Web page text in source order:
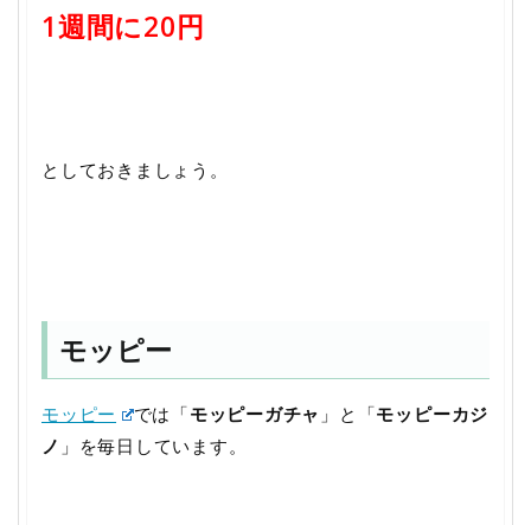
1週間に20円
としておきましょう。
モッピー
モッピー では「モッピーガチャ 」と「モッピーカジ
ノ 」を毎日しています。